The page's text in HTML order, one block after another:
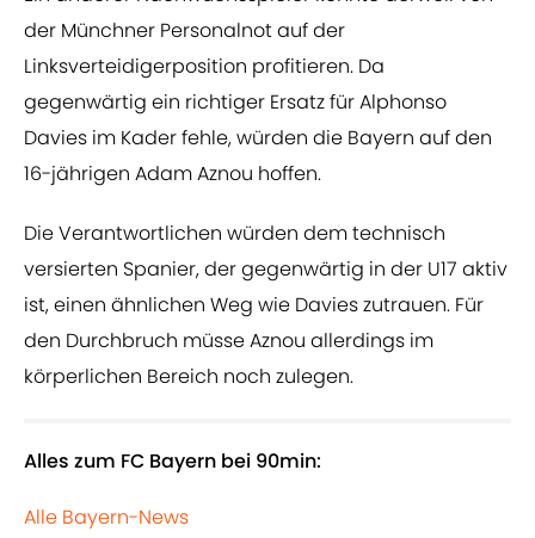
der Münchner Personalnot auf der
Linksverteidigerposition profitieren. Da
gegenwärtig ein richtiger Ersatz für Alphonso
Davies im Kader fehle, würden die Bayern auf den
16-jährigen Adam Aznou hoffen.
Die Verantwortlichen würden dem technisch
versierten Spanier, der gegenwärtig in der U17 aktiv
ist, einen ähnlichen Weg wie Davies zutrauen. Für
den Durchbruch müsse Aznou allerdings im
körperlichen Bereich noch zulegen.
Alles zum FC Bayern bei 90min:
Alle Bayern-News